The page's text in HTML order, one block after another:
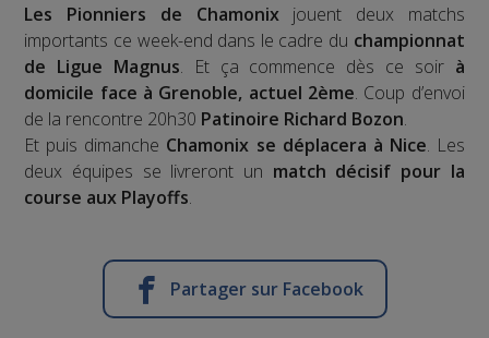
Les Pionniers de Chamonixjouent deux matchs
importants ce week-end dans le cadre du championnat
de Ligue Magnus. Et ça commence dès ce soir à
domicile face à Grenoble, actuel 2ème. Coup d’envoi
de la rencontre 20h30 Patinoire Richard Bozon.
Et puis dimanche Chamonix se déplacera à Nice. Les
deux équipes se livreront un match décisif pour la
course aux Playoffs.
Partager sur Facebook